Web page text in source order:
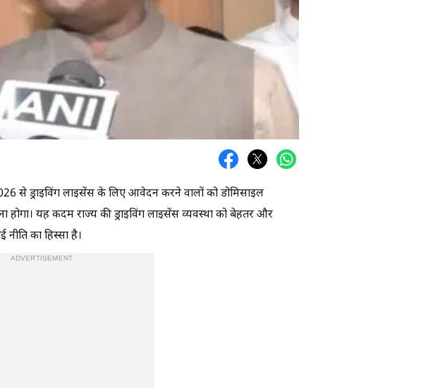
से ड्राइविंग लाइसेंस के लिए आवेदन करने वालों को डोमिसाइल
होगा। यह कदम राज्य की ड्राइविंग लाइसेंस व्यवस्था को बेहतर और
का हिस्सा है।
ADVERTISEMENT